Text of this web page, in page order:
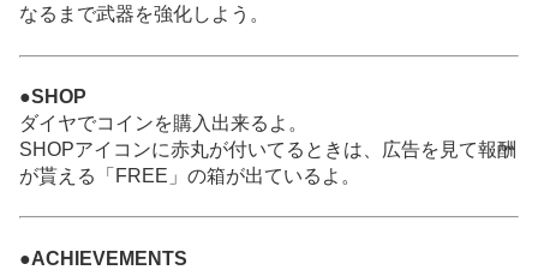
なるまで武器を強化しよう。
●SHOP
ダイヤでコインを購入出来るよ。
SHOPアイコンに赤丸が付いてるときは、広告を見て報酬
が貰える「FREE」の箱が出ているよ。
●ACHIEVEMENTS